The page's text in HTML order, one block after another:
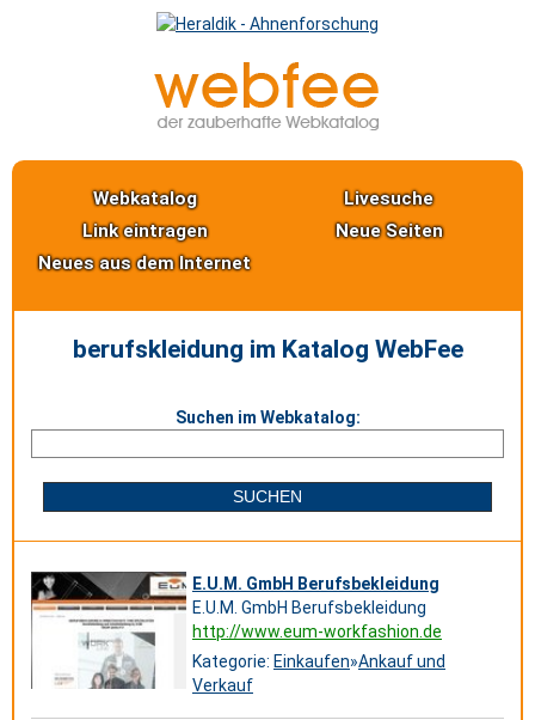
Webkatalog
Livesuche
Link eintragen
Neue Seiten
Neues aus dem Internet
berufskleidung im Katalog WebFee
Suchen im Webkatalog:
E.U.M. GmbH Berufsbekleidung
E.U.M. GmbH Berufsbekleidung
http://www.eum-workfashion.de
Kategorie: Einkaufen»Ankauf und
Verkauf